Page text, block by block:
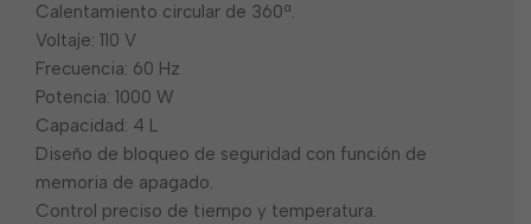
Calentamiento circular de 360ª.
Voltaje: 110 V
Frecuencia: 60 Hz
Potencia: 1000 W
Capacidad: 4 L
Diseño de bloqueo de seguridad con función de
memoria de apagado.
Control preciso de tiempo y temperatura.